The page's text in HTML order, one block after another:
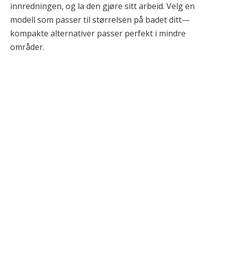
innredningen, og la den gjøre sitt arbeid. Velg en
modell som passer til størrelsen på badet ditt—
kompakte alternativer passer perfekt i mindre
områder.